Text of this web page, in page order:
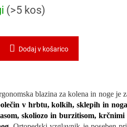
(>5 kos)
Dodaj v košarico
blazina za kolena in noge je
v hrbtu, kolkih, sklepih in
skoliozo in burzitisom,